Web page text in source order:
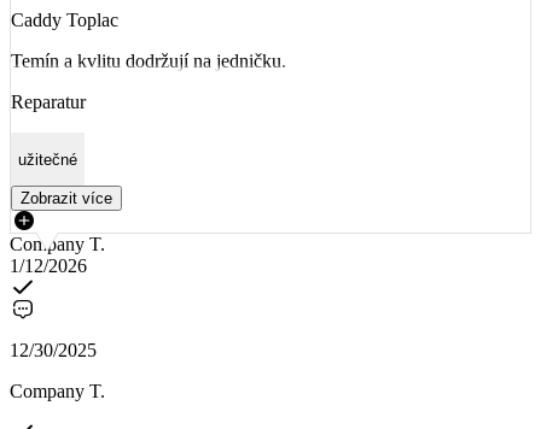
Caddy Toplac
Temín a kvlitu dodržují na jedničku.
Reparatur
užitečné
Zobrazit více
Company T.
1/12/2026
12/30/2025
Company T.